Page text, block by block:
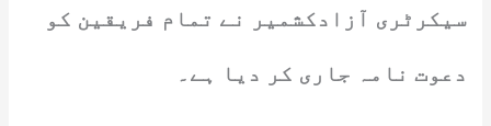
سیکرٹری آزادکشمیر نے تمام فریقین کو
دعوت نامہ جاری کر دیا ہے۔